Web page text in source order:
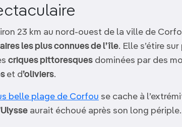
23 km au nord-ouest de la ville de
les plus connues de l’île. Elle s’étire
criques pittoresques dominées par des
et d’oliviers.
belle plage de Corfou se cache à
aurait échoué après son long périple.